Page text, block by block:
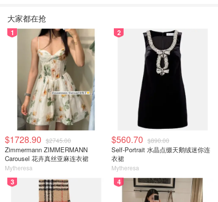
大家都在抢
1
$1728.90 $2745.00
Zimmermann ZIMMERMANN
Carousel 花卉真丝亚麻连衣裙
Mytheresa
2
$560.70 $890.00
Self-Portrait 水晶点缀天鹅绒迷你连
衣裙
Mytheresa
3 4